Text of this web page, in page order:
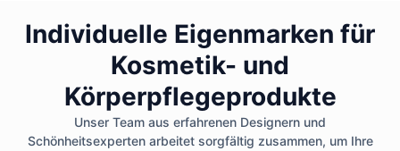
Individuelle Eigenmarken für
Kosmetik- und
Körperpflegeprodukte
Unser Team aus erfahrenen Designern und
Schönheitsexperten arbeitet sorgfältig zusammen, um Ihre